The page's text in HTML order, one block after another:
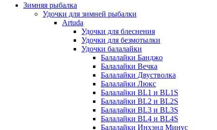
Зимняя рыбалка
Удочки для зимней рыбалки
Artuda
Удочки для блеснения
Удочки для безмотылки
Удочки балалайки
Балалайки Банджо
Балалайки Вечка
Балалайки Двустволка
Балалайки Люкс
Балалайки BL1 и BL1S
Балалайки BL2 и BL2S
Балалайки BL3 и BL3S
Балалайки BL4 и BL4S
Балалайки Инхэнд Минус